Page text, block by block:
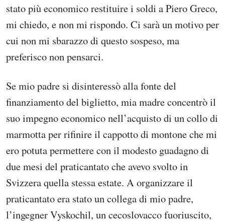
stato più economico restituire i soldi a Piero Greco,
mi chiedo, e non mi rispondo. Ci sarà un motivo per
cui non mi sbarazzo di questo sospeso, ma
preferisco non pensarci.
Se mio padre si disinteressò alla fonte del
finanziamento del biglietto, mia madre concentrò il
suo impegno economico nell’acquisto di un collo di
marmotta per rifinire il cappotto di montone che mi
ero potuta permettere con il modesto guadagno di
due mesi del praticantato che avevo svolto in
Svizzera quella stessa estate. A organizzare il
praticantato era stato un collega di mio padre,
l’ingegner Vyskochil, un cecoslovacco fuoriuscito,